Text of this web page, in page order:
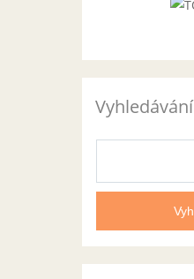
Vyhledávání